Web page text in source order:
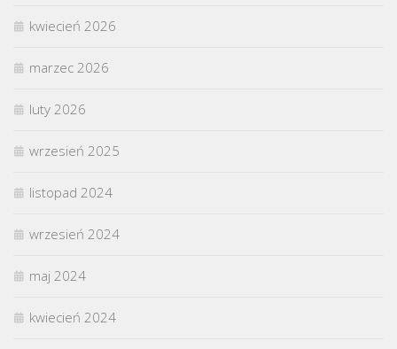
kwiecień 2026
marzec 2026
luty 2026
wrzesień 2025
listopad 2024
wrzesień 2024
maj 2024
kwiecień 2024